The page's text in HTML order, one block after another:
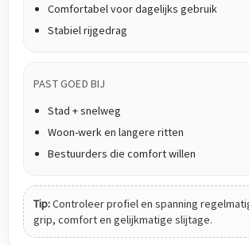
Comfortabel voor dagelijks gebruik
Stabiel rijgedrag
PAST GOED BIJ
Stad + snelweg
Woon-werk en langere ritten
Bestuurders die comfort willen
Tip:Controleer profiel en spanning
grip, comfort en gelijkmatige slijtage.